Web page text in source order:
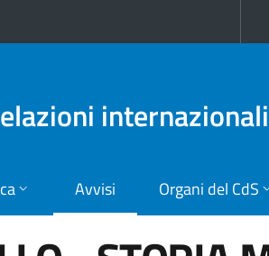
internazionali
Avvisi Organi del CdS